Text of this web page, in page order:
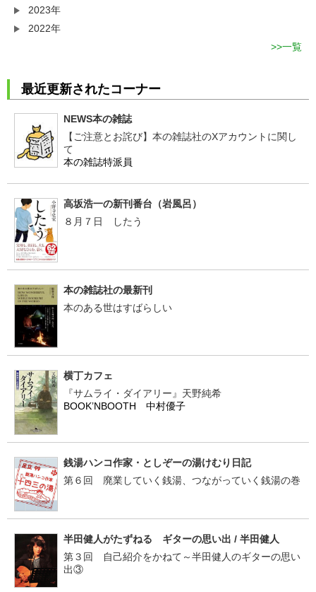
2023年
2022年
一覧
最近更新されたコーナー
NEWS本の雑誌
【ご注意とお詫び】本の雑誌社のXアカウントに関し
て
本の雑誌特派員
高坂浩一の新刊番台（岩風呂）
８月７日 したう
本の雑誌社の最新刊
本のある世はすばらしい
横丁カフェ
『サムライ・ダイアリー』天野純希
BOOK’NBOOTH 中村優子
銭湯ハンコ作家・としぞーの湯けむり日記
第６回 廃業していく銭湯、つながっていく銭湯の巻
半田健人がたずねる ギターの思い出 / 半田健人
第３回 自己紹介をかねて～半田健人のギターの思い
出③